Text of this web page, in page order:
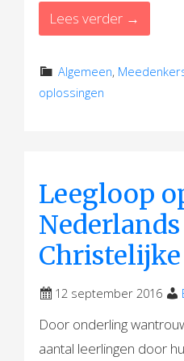
Lees verder →
Algemeen,
oplossingen
Leegloop
Nederlands
12 september 2016
Door onderling
aantal leerlingen door